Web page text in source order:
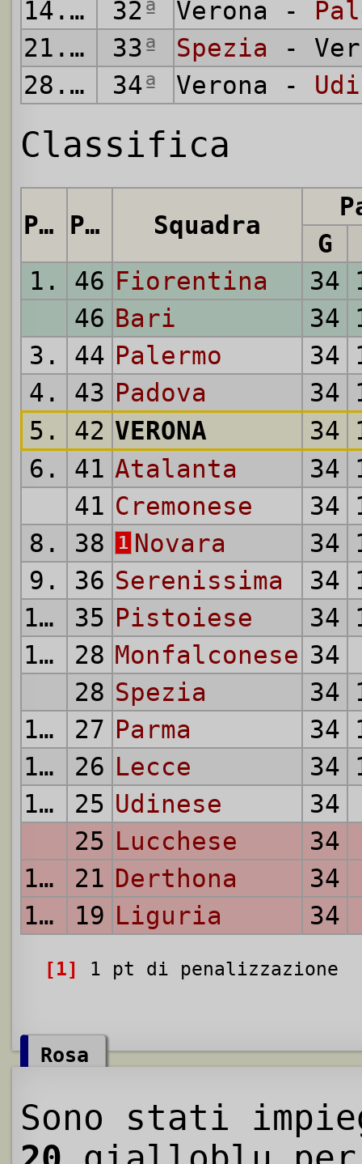
14.06. 1931
32ª Verona -
21.06.
1931
33ª Spezia -
28.06.
1931
34ª Verona -
Classifica
Pos. Punti Squadra
G
1.
46 Fiorentina 34
46 Bari 34
3.
44 Palermo 34
4.
43 Padova 34
5.
42 VERONA 34
6.
41 Atalanta 34
41 Cremonese 34
8.
38 1 Novara 34
9.
36 Serenissima 34
10.
35 Pistoiese 34
11.
28 Monfalconese 34
28 Spezia 34
13.
27 Parma 34
14.
26 Lecce 34
15.
25 Udinese
34
25 Lucchese
34
17.
21 Derthona
34
18.
19 Liguria 34
[1] 1 pt di penalizzazione
Rosa
Sono stati